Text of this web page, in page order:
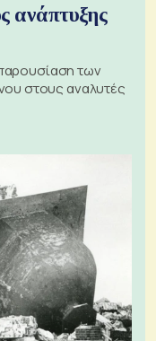
ανάπτυξης
των
στους αναλυτές